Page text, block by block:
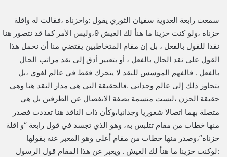
سمعت رابعة العدوية سفيان الثوري يقول :واحزناه ،فقالت له واقلة
حزناه ،ولو كنت حزينا ما هنأ لك العيش 9،وليس الأمر كما قد نتصور هنا
نقدا للقول بالفعل ، بل إن مقام المتخاطبين يقتضي منا أن نحمل هذا
القول على نقد الحال بالفعل ، أو بتعبير أدق إلى نقد مراتب الحال
بالفعل . فالفهم المؤسس للنقد لا يتحرك فقط في عالم لغوي ،بل
يتجاوز ذلك إلى عالم وجداني .فالحقيقة التي هي مدار النقد هنا وهي
حقيقة الحزن ،ليست متسمة بصفة الانفصال عن الطرفين بل هي
متصلة بهما اتصالا شعوريا وجدانيا،وكأن ذات الناقد هنا تعددت فصدر
منها خطاب من مقام تتلبس به، وهو الذي تجسد في قول رابعة “و اقلة
حزناه”،وصدر منها خطاب من مقام أعلى وهو المعبر عنه بقولها
:لوكنت حزينا ما هنأ لك العيش . ويعبر عن هذا المقام قول الرسول